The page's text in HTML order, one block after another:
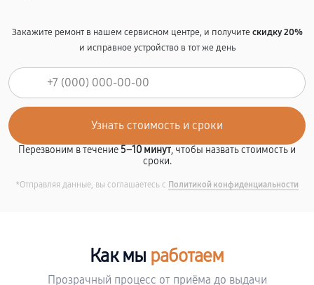
Закажите ремонт в нашем сервисном центре, и получитескидку 20%
и исправное устройство в тот же день
Перезвоним в течение5–10 минут, чтобы назвать стоимость и
сроки.
*Отправляя данные, вы соглашаетесь с Политикой конфиденциальности
Как мы работаем
Прозрачный процесс от приёма до выдачи